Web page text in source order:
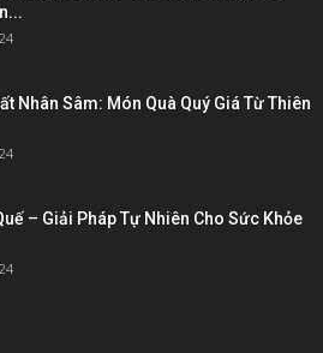
Nhân Sâm: Món Quà Quý Giá Từ Thiên
– Giải Pháp Tự Nhiên Cho Sức Khỏe